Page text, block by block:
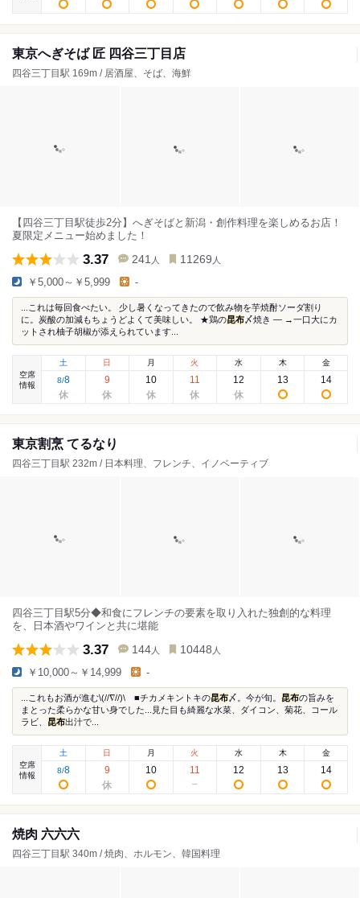
東京へぎそば 匠 四谷三丁目店
四谷三丁目駅 169m / 居酒屋、そば、海鮮
【四谷三丁目駅徒歩2分】へぎそばと新潟・創作料理を楽しめるお店！
夏限定メニュー始めました！
3.37 241 人 11269 人
￥5,000～￥5,999 -
...これは毎回食べたい。 少し暑くなってきたので飲み物を芋焼酎ソーダ割り
に。炭酸の加減もちょうどよくて美味しい。 ★鶏の昆布〆焼き — →一口大にカ
ットされ柚子胡椒が添えられています...
空席
情報
土
8/8
日
9
月
10
火
11
水
12
木
13
金
14
東京割烹 てるなり
四谷三丁目駅 232m / 日本料理、フレンチ、イノベーティブ
四谷三丁目駅5分◆和食にフレンチの要素を取り入れた独創的な料理
を、日本酒やワインと共に堪能
3.37 144 人 10448 人
￥10,000～￥14,999 -
...これもお酒が進む\(//∇//)\ ■チカメキントキの昆布〆。今が旬。 昆布の旨みを
まとった柔らかな甘い身でした...見た目も綺麗な水菜、ダイコン、菊花、コール
ラビ、 昆布出汁で...
空席
情報
土
8/8
日
9
月
10
火
11
水
12
木
13
金
14
焼肉 六六六
四谷三丁目駅 340m / 焼肉、ホルモン、韓国料理